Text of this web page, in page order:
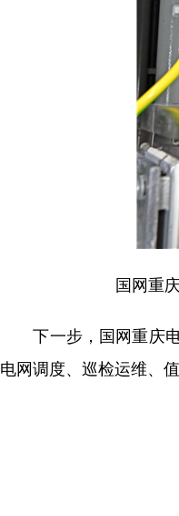
国网重
下一步，国网重庆电
电网调度、巡检运维、